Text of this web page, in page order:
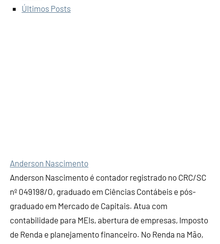
Últimos Posts
Anderson Nascimento
Anderson Nascimento é contador registrado no CRC/SC
nº 049198/O, graduado em Ciências Contábeis e pós-
graduado em Mercado de Capitais. Atua com
contabilidade para MEIs, abertura de empresas, Imposto
de Renda e planejamento financeiro. No Renda na Mão,